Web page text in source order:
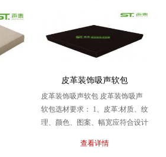
皮革装饰吸声软包
皮革装饰吸声软包 皮革装饰吸声
软包选材要求： 1、皮革:材质、纹
理、颜色、图案、幅宽应符合设计
进行阻燃或防火...
查看详情